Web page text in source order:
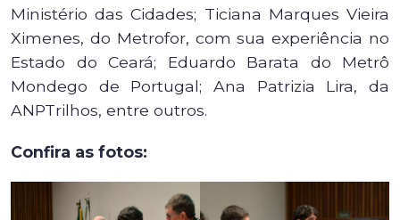
Ministério das Cidades; Ticiana Marques Vieira
Ximenes, do Metrofor, com sua experiência no
Estado do Ceará; Eduardo Barata do Metrô
Mondego de Portugal; Ana Patrizia Lira, da
ANPTrilhos, entre outros.
Confira as fotos: